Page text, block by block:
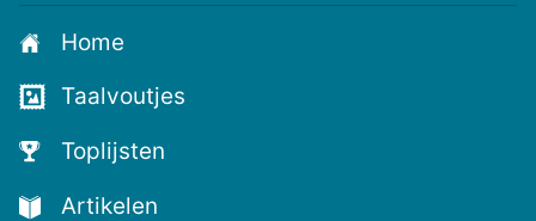
voor
de
nieuwste
voutjes
en
de
Home
Taalvoutjes
Toplijsten
Artikelen